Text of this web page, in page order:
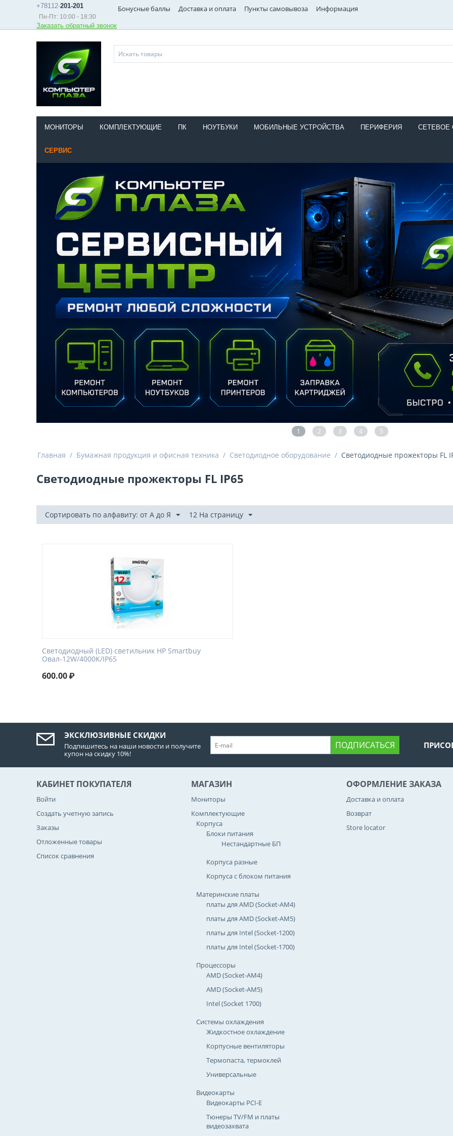
+78112-201-201
Пн-Пт: 10:00 - 18:30
Заказать обратный звонок
Бонусные баллы Доставка и оплата Пункты самовывоза Информация
МОНИТОРЫ КОМПЛЕКТУЮЩИЕ ПК НОУТБУКИ МОБИЛЬНЫЕ УСТРОЙСТВА ПЕРИФЕРИЯ СЕТЕВОЕ
СЕРВИС
1 2 3 4 5
Главная / Бумажная продукция и офисная техника / Светодиодное оборудование / Светодиодные прожекторы FL
Светодиодные прожекторы FL IP65
Сортировать по алфавиту: от А до Я 12 На страницу
Светодиодный (LED) светильник HP Smartbuy
Овал-12W/4000K/IP65
600.00₽
ЭКСКЛЮЗИВНЫЕ СКИДКИ
Подпишитесь на наши новости и получите
купон на скидку 10%!
ПОДПИСАТЬСЯ
КАБИНЕТ ПОКУПАТЕЛЯ
Войти
Создать учетную запись
Заказы
Отложенные товары
Список сравнения
МАГАЗИН
Мониторы
Комплектующие
Корпуса
Блоки питания
Нестандартные БП
Корпуса разные
Корпуса с блоком питания
Материнские платы
платы для AMD (Socket-AM4)
платы для AMD (Socket-AM5)
платы для Intel (Socket-1200)
платы для Intel (Socket-1700)
Процессоры
AMD (Socket-AM4)
AMD (Socket-AM5)
Intel (Socket 1700)
Системы охлаждения
Жидкостное охлаждение
Корпусные вентиляторы
Термопаста, термоклей
Универсальные
Видеокарты
Видеокарты PCI-E
Тюнеры TV/FM и платы
видеозахвата
ОФОРМЛЕНИЕ ЗАКАЗА
Доставка и оплата
Возврат
Store locator